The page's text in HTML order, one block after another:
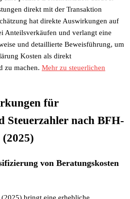
direkt mit der Transaktion
hat direkte Auswirkungen auf
Anteilsverkäufen und verlangt eine
und detaillierte Beweisführung, um
Kosten als direkt
zu machen. Mehr zu steuerlichen
für
Steuerzahler nach BFH-
von Beratungskosten